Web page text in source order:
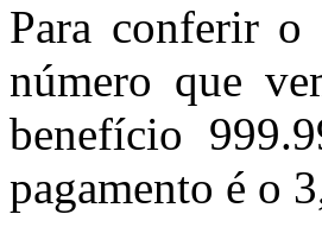
Para conferir
número que
benefício
pagamento é o